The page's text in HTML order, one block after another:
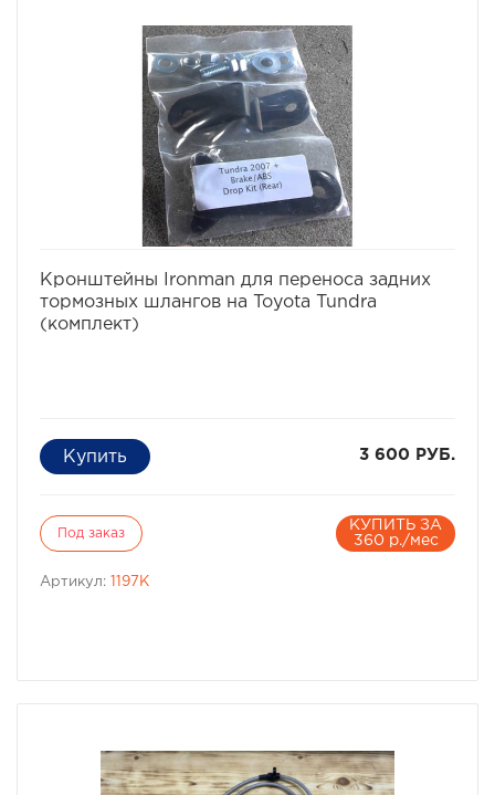
Кронштейны Ironman для переноса задних
тормозных шлангов на Toyota Tundra
(комплект)
3 600 РУБ.
Под заказ
КУПИТЬ ЗА
360 р./мес
Артикул: 1197К